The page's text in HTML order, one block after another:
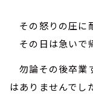
その怒りの圧に
その日は急いで
勿論その後卒業
はありませんでし